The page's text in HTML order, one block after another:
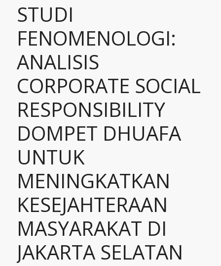
STUDI
FENOMENOLOGI:
ANALISIS
CORPORATE SOCIAL
RESPONSIBILITY
DOMPET DHUAFA
UNTUK
MENINGKATKAN
KESEJAHTERAAN
MASYARAKAT DI
JAKARTA SELATAN